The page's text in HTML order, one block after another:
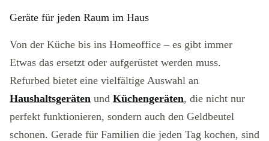
Geräte für jeden Raum im Haus
Von der Küche bis ins Homeoffice – es gibt immer
Etwas das ersetzt oder aufgerüstet werden muss.
Refurbed bietet eine vielfältige Auswahl an
Haushaltsgeräten und Küchengeräten, die nicht nur
perfekt funktionieren, sondern auch den Geldbeutel
schonen. Gerade für Familien die jeden Tag kochen, sind